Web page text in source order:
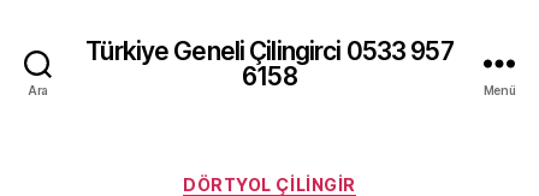
Ara
Türkiye Geneli Çilingirci 0533 957
6158
Menü
Kategoriler
DÖRTYOL ÇILINGIR